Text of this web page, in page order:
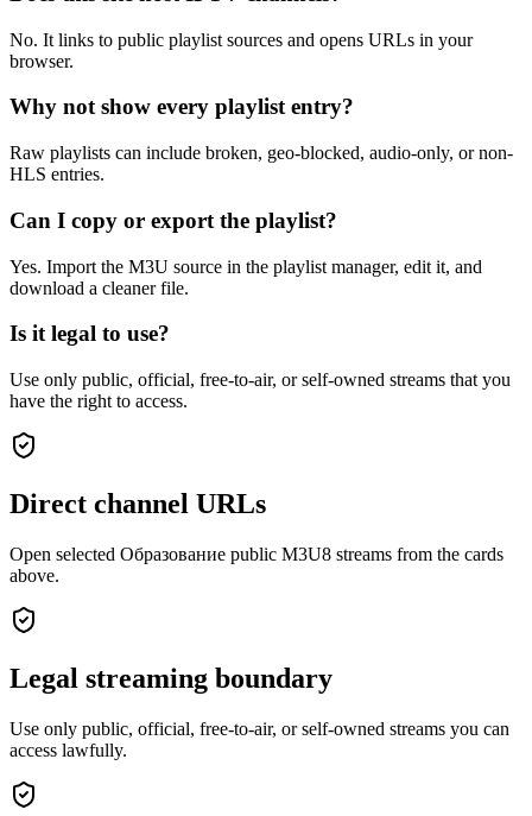
No. It links to public playlist sources and opens URLs in your
browser.
Why not show every playlist entry?
Raw playlists can include broken, geo-blocked, audio-only, or non-
HLS entries.
Can I copy or export the playlist?
Yes. Import the M3U source in the playlist manager, edit it, and
download a cleaner file.
Is it legal to use?
Use only public, official, free-to-air, or self-owned streams that you
have the right to access.
Direct channel URLs
Open selected Образование public M3U8 streams from the cards
above.
Legal streaming boundary
Use only public, official, free-to-air, or self-owned streams you can
access lawfully.